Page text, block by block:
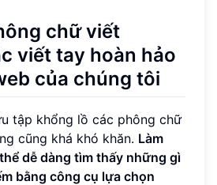
chữ viết
viết tay hoàn hảo
của chúng tôi
tập khổng lồ các phông chữ
cũng khá khó khăn. Làm
dễ dàng tìm thấy những gì
bằng công cụ lựa chọn